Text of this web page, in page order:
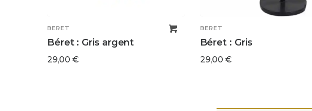
BERET
Béret : Gris argent
29,00 €
BERET
Béret : Gris
29,00 €